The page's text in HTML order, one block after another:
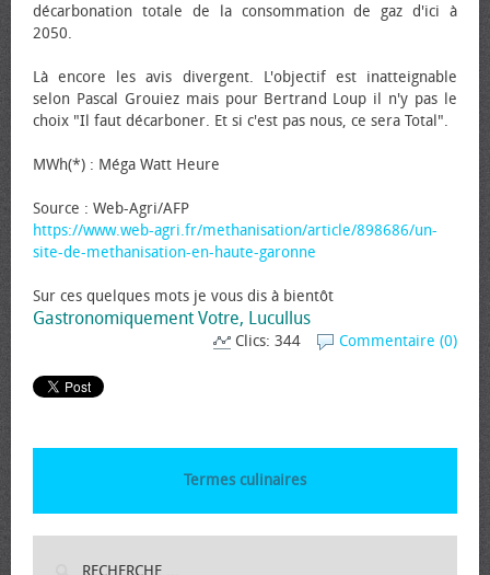
décarbonation totale de la consommation de gaz d'ici à
2050.
Là encore les avis divergent. L'objectif est inatteignable
selon Pascal Grouiez mais pour Bertrand Loup il n'y pas le
choix "Il faut décarboner. Et si c'est pas nous, ce sera Total".
MWh(*) : Méga Watt Heure
Source : Web-Agri/AFP
https://www.web-agri.fr/methanisation/article/898686/un-
site-de-methanisation-en-haute-garonne
Sur ces quelques mots je vous dis à bientôt
Gastronomiquement Votre, Lucullus
Commentaire (0)
Clics: 344
Termes culinaires